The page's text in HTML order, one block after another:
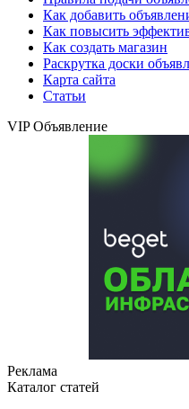
Как добавить
Как повысить
Как создать магазин
Раскрутка доски
Карта сайта
Статьи
VIP Объявление
Реклама
Каталог статей